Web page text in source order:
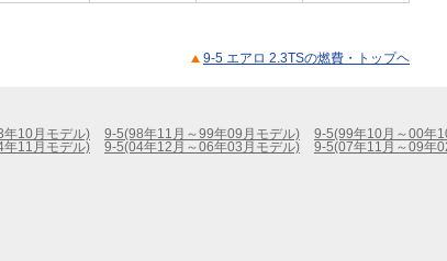
9-5 エアロ 2.3TSの燃費・トップヘ
10月モデル) 9-5(98年11月～99年09月モデル)
9-5(99年10月～00年
11月モデル) 9-5(04年12月～06年03月モデル)
9-5(07年11月～09年